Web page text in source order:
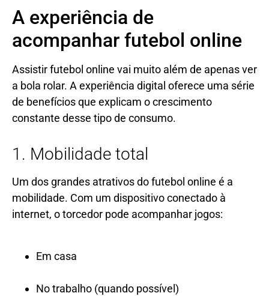
A experiência de
acompanhar futebol online
Assistir futebol online vai muito além de apenas ver
a bola rolar. A experiência digital oferece uma série
de benefícios que explicam o crescimento
constante desse tipo de consumo.
1. Mobilidade total
Um dos grandes atrativos do futebol online é a
mobilidade. Com um dispositivo conectado à
internet, o torcedor pode acompanhar jogos:
Em casa
No trabalho (quando possível)